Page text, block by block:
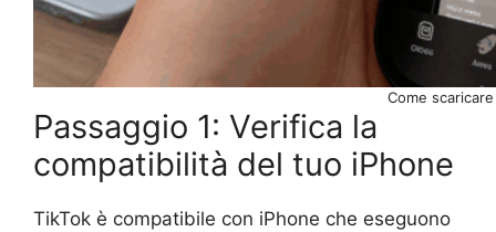
Come
Passaggio 1: Verifica la
compatibilità del tuo iPhone
TikTok è compatibile con iPhone che eseguono